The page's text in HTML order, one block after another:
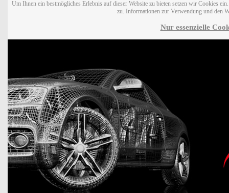
Um Ihnen ein bestmögliches Erlebnis auf dieser Website zu bieten setzen wir Cookies
zu. Informationen zur Verwendung und den
Nur essenzielle